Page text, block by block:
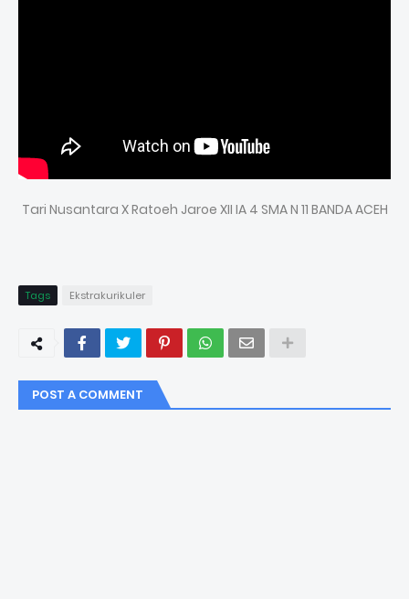
Tari Nusantara X Ratoeh Jaroe XII IA 4 SMA N 11 BANDA ACEH
Tags Ekstrakurikuler
POST A COMMENT